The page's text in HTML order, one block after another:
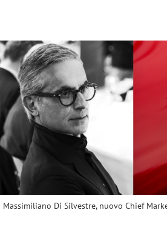
Massimiliano Di Silvestre, nuovo Chief